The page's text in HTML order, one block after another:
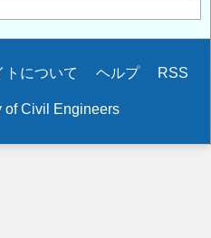
トについて ヘルプ RSS
Civil Engineers